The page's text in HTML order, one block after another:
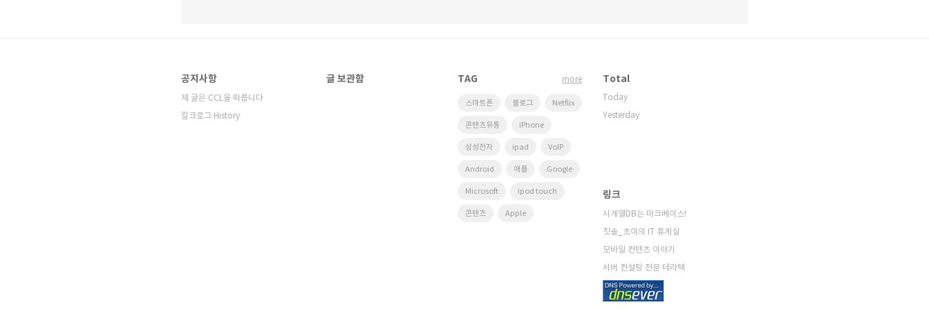
공지사항
제 글은 CCL을 따릅니다
킬크로그 History
글 보관함 TAG
스마트폰 블로그 Netflix
콘텐츠유통 iPhone
삼성전자 ipad VoIP
Android 애플 Google
Microsoft ipod touch
콘텐츠 Apple
more Total
Today
Yesterday
링크
시계열DB는 마크베이스!
칫솔_초이의 IT 휴게실
모바일 컨텐츠 이야기
서버 컨설팅 전문 테라텍